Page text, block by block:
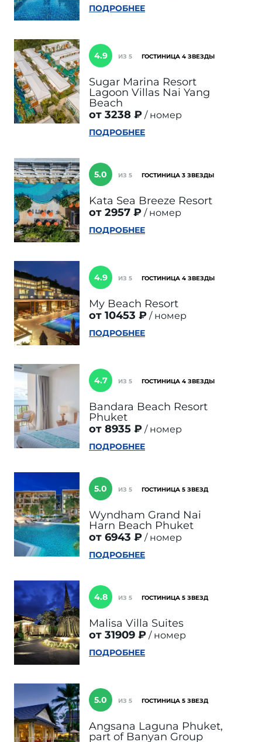
ПОДРОБНЕЕ
4.9 ИЗ 5 ГОСТИНИЦА 4 ЗВЕЗДЫ
Sugar Marina Resort
Lagoon Villas Nai Yang
Beach
от 3238 ₽
номер
ПОДРОБНЕЕ
5.0 ИЗ 5 ГОСТИНИЦА 3 ЗВЕЗДЫ
Kata Sea Breeze Resort
от 2957 ₽
номер
ПОДРОБНЕЕ
4.9 ИЗ 5 ГОСТИНИЦА 4 ЗВЕЗДЫ
My Beach Resort
от 10453 ₽
номер
ПОДРОБНЕЕ
4.7 ИЗ 5 ГОСТИНИЦА 4 ЗВЕЗДЫ
Bandara Beach Resort
Phuket
от 8935 ₽
номер
ПОДРОБНЕЕ
5.0 ИЗ 5 ГОСТИНИЦА 5 ЗВЕЗД
Wyndham Grand Nai
Harn Beach Phuket
от 6943 ₽
номер
ПОДРОБНЕЕ
4.8 ИЗ 5 ГОСТИНИЦА 5 ЗВЕЗД
Malisa Villa Suites
от 31909 ₽
номер
ПОДРОБНЕЕ
5.0 ИЗ 5 ГОСТИНИЦА 5 ЗВЕЗД
Angsana Laguna Phuket,
part of Banyan Group